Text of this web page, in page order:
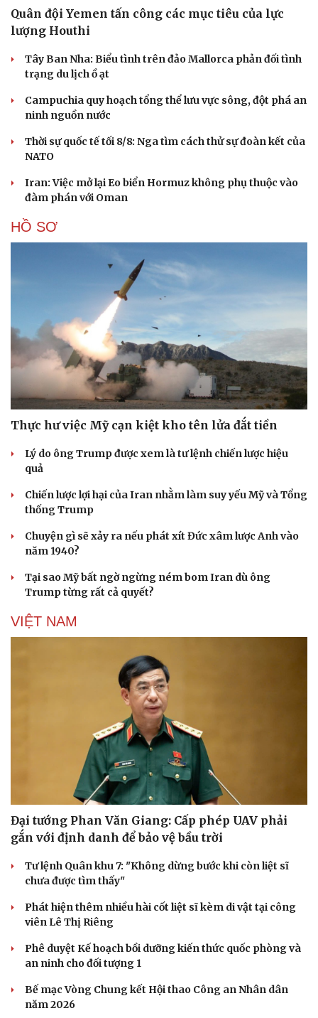
Văn hóa
Sân khấu - Điện ảnh
Văn học
Âm nhạc
Giải trí
Nghệ sĩ
Thời trang
Sao Việt
Quân đội Yemen tấn công các mục tiêu của lực
lượng Houthi
Tây Ban Nha: Biểu tình trên đảo Mallorca phản đối tình
trạng du lịch ồ ạt
Campuchia quy hoạch tổng thể lưu vực sông, đột phá an
ninh nguồn nước
Thời sự quốc tế tối 8/8: Nga tìm cách thử sự đoàn kết của
NATO
Iran: Việc mở lại Eo biển Hormuz không phụ thuộc vào
đàm phán với Oman
HỒ SƠ
Thực hư việc Mỹ cạn kiệt kho tên lửa đắt tiền
Lý do ông Trump được xem là tư lệnh chiến lược hiệu
quả
Chiến lược lợi hại của Iran nhằm làm suy yếu Mỹ và Tổng
thống Trump
Chuyện gì sẽ xảy ra nếu phát xít Đức xâm lược Anh vào
năm 1940?
Tại sao Mỹ bất ngờ ngừng ném bom Iran dù ông
Trump từng rất cả quyết?
VIỆT NAM
Đại tướng Phan Văn Giang: Cấp phép UAV phải
gắn với định danh để bảo vệ bầu trời
Tư lệnh Quân khu 7: "Không dừng bước khi còn liệt sĩ
chưa được tìm thấy"
Phát hiện thêm nhiều hài cốt liệt sĩ kèm di vật tại công
viên Lê Thị Riêng
Phê duyệt Kế hoạch bồi dưỡng kiến thức quốc phòng và
an ninh cho đối tượng 1
Bế mạc Vòng Chung kết Hội thao Công an Nhân dân
năm 2026